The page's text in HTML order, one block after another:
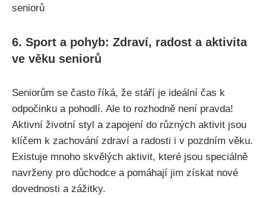
6. Sport a pohyb: Zdraví, radost ⁢a aktivita⁣
ve​ věku seniorů
Seniorům se často říká, že ⁢stáří je ideální čas k⁢
odpočinku ⁢a‌ pohodlí. Ale to rozhodně není pravda!
Aktivní životní styl‌ a zapojení do‍ různých aktivit jsou ​
klíčem k zachování zdraví ‌a radosti i‌ v ‍pozdním věku.
Existuje mnoho‍ skvělých⁢ aktivit, které jsou‌ speciálně
navrženy pro důchodce a pomáhají jim získat⁢ nové
dovednosti a zážitky.